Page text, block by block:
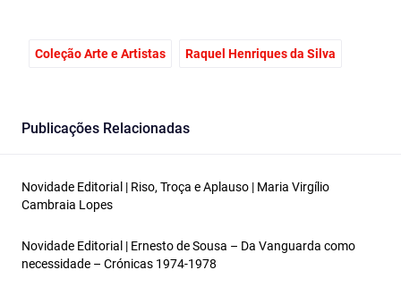
Coleção Arte e Artistas Raquel Henriques da Silva
Publicações Relacionadas
Novidade Editorial | Riso, Troça e Aplauso | Maria Virgílio
Cambraia Lopes
Novidade Editorial | Ernesto de Sousa – Da Vanguarda como
necessidade – Crónicas 1974-1978